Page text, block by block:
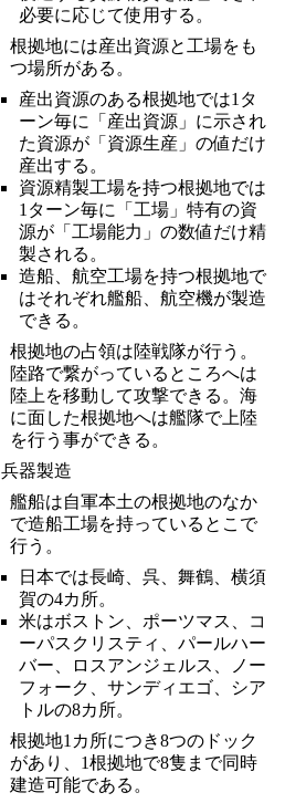
必要に応じて使用する。
根拠地には産出資源と工場をも
つ場所がある。
産出資源のある根拠地では1タ
ーン毎に「産出資源」に示され
た資源が「資源生産」の値だけ
産出する。
資源精製工場を持つ根拠地では
1ターン毎に「工場」特有の資
源が「工場能力」の数値だけ精
製される。
造船、航空工場を持つ根拠地で
はそれぞれ艦船、航空機が製造
できる。
根拠地の占領は陸戦隊が行う。
陸路で繋がっているところへは
陸上を移動して攻撃できる。海
に面した根拠地へは艦隊で上陸
を行う事ができる。
兵器製造
艦船は自軍本土の根拠地のなか
で造船工場を持っているとこで
行う。
日本では長崎、呉、舞鶴、横須
賀の4カ所。
米はボストン、ポーツマス、コ
ーパスクリスティ、パールハー
バー、ロスアンジェルス、ノー
フォーク、サンディエゴ、シア
トルの8カ所。
根拠地1カ所につき8つのドック
があり、1根拠地で8隻まで同時
建造可能である。